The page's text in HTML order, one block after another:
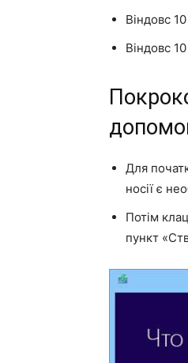
Віндовс
Віндовс
Для
носії є
Потім
пункт